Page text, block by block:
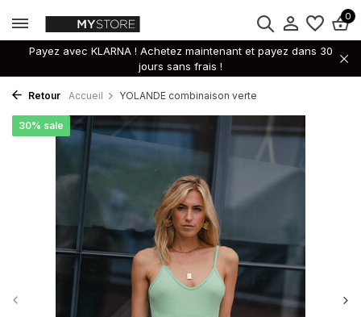
0
Payez avec KLARNA ! Achetez maintenant et payez dans 30
jours sans frais !
Retour Accueil YOLANDE combinaison verte
30% sale